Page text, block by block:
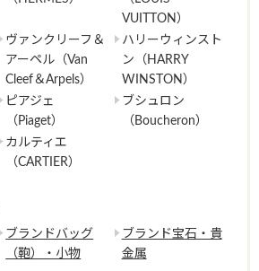
VUITTON）
ヴァンクリーフ＆
アーペル（Van
Cleef＆Arpels）
ハリーウィンスト
ン（HARRY
WINSTON）
ピアジェ
（Piaget）
ブシュロン
（Boucheron）
カルティエ
（CARTIER）
ブランドバッグ
（鞄）・小物
ブランド宝石・貴
金属